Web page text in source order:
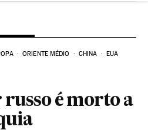
ORIENTE MÉDIO CHINA EUA
é morto a